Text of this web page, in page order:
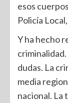
esos
Policía
Y ha hecho
dudas. La
media
nacional. La